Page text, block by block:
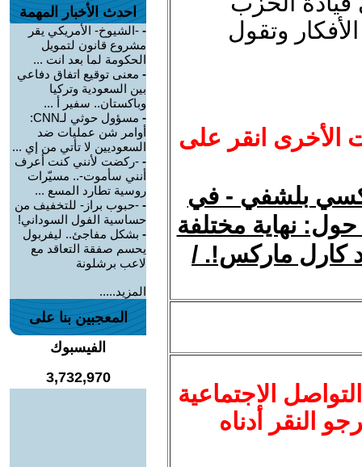
وتقول
الأخرى انقر على
بلشفي - في
حول: نهاية مختلفة
كارل ماركس!. /
الاجتماعية
النقر أدناه
احدث الأخبار المهمة
- -الشيوخ- الأمريكي يقر
مشروع قانون لتمويل
الحكومة لما بعد انت ...
- معنى توقيع اتفاق دفاعي
بين السعودية وتركيا
وباكستان.. سفير أ ...
-
مسؤول حوثي لـCNN:
أوامر شن عمليات ضد
السعوديين لا تأتي من إي ...
- -ركضت لأنني كنت أعرف
أنني سأموت-.. مسيّرات
روسية تطارد المسع ...
- -حبوب براز- للتخفيف من
حساسية الفول السوداني!
- بشكل مفاجئ.. ليفربول
يحسم صفقة التعاقد مع
لاعب برشلونة
المزيد.....
المعجبين بنا على
الفيسبوك
3,732,970